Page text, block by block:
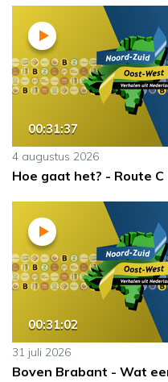
00:31:37
4 augustus 2026
Hoe gaat het? - Route C
00:31:02
31 juli 2026
Boven Brabant - Wat